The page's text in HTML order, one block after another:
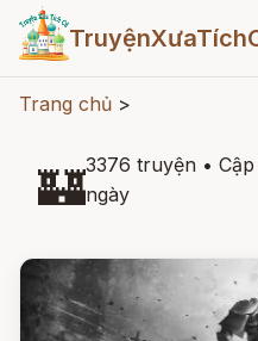
Trang chủ >
🏰3376 truyện •
ngày